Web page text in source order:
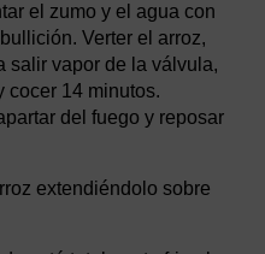
el zumo y el agua con
Verter el arroz,
salir vapor de la válvula,
cocer 14 minutos.
del fuego y reposar
extendiéndolo sobre